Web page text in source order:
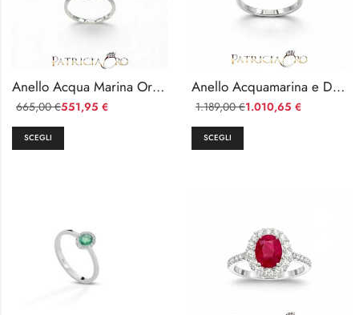
Anello Acqua Marina Oro Bianco 18k Davite & Delucchi
551,95 €
665,00€
SCEGLI
Anello Acquamarina e Diamanti in Oro Bianco 18k Davite & Delucchi
1.010,65 €
1.189,00€
SCEGLI